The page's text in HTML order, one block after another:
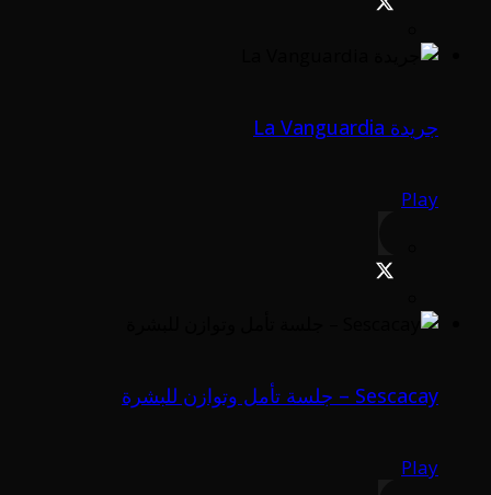
جريدة La Vanguardia
Play
Sescacay – جلسة تأمل وتوازن للبشرة
Play